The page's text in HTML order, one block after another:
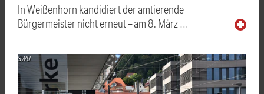
In Weißenhorn kandidiert der amtierende
Bürgermeister nicht erneut – am 8. März …
SWU